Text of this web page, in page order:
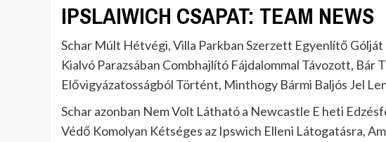
IPSLAIWICH CSAPAT: TEAM NEWS
Schar Múlt Hétvégi, Villa Parkban Szerzett Egyenlítő
Kialvó Parazsában Combhajlító Fájdalommal Távozott, Bár
Elővigyázatosságból Történt, Minthogy Bármi Baljós Jel
Schar azonban Nem Volt Látható a Newcastle E heti
Védő Komolyan Kétséges az Ipswich Elleni Látogatásra,